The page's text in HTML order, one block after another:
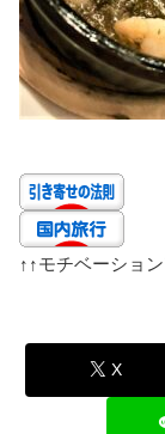
↑↑モチベーショ
X